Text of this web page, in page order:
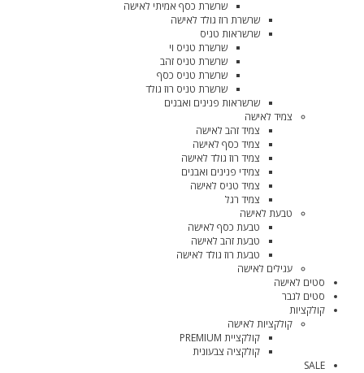
שרשרת כסף אמיתי לאישה
שרשרת רוז גולד לאישה
שרשראות טניס
שרשרת טניס וי
שרשרת טניס זהב
שרשרת טניס כסף
שרשרת טניס רוז גולד
שרשראות פנינים ואבנים
צמיד לאישה
צמיד זהב לאישה
צמיד כסף לאישה
צמיד רוז גולד לאישה
צמידי פנינים ואבנים
צמיד טניס לאישה
צמיד רגל
טבעת לאישה
טבעת כסף לאישה
טבעת זהב לאישה
טבעת רוז גולד לאישה
עגילים לאישה
סטים לאישה
סטים לגבר
קולקציות
קולקציות לאישה
קולקציית PREMIUM
קולקציה צבעונית
SALE